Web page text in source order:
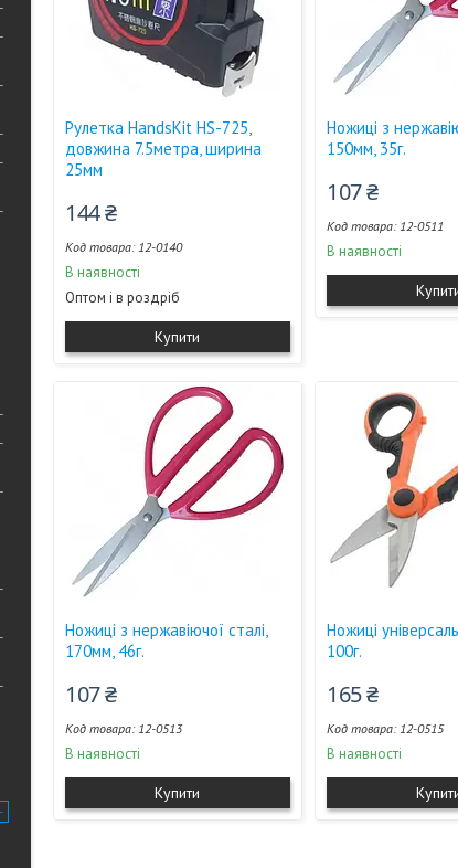
Рулетка HandsKit HS-725,
довжина 7.5метра, ширина
25мм
144 ₴
12-0140
В наявності
Оптом і в роздріб
Купити
Ножиці з
150мм, 35г.
107 ₴
12-0511
В наявності
Ножиці з нержавіючої сталі,
170мм, 46г.
107 ₴
12-0513
В наявності
Купити
Ножиці
100г.
165 ₴
12-0515
В наявності